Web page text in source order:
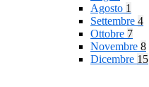
Agosto 1
Settembre 4
Ottobre 7
Novembre 8
Dicembre 15